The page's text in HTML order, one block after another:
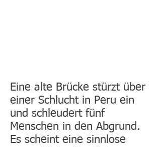
Eine alte Brücke stürzt über
einer Schlucht in Peru ein
und schleudert fünf
Menschen in den Abgrund.
Es scheint eine sinnlose